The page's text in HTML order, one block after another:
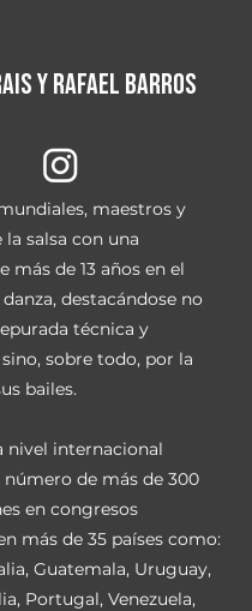
y Rafael Barros
maestros y
la salsa con una
más de 13 años en el
destacándose no
técnica y
sobre todo, por la
bailes.
nivel internacional
de más de 300
en congresos
más de 35 países como:
Guatemala, Uruguay,
Portugal, Venezuela,